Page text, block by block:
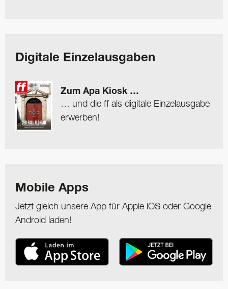
Digitale Einzelausgaben
Zum Apa Kiosk …
… und die ff als digitale Einzelausgabe
erwerben!
Mobile Apps
Jetzt gleich unsere App für Apple iOS oder Google
Android laden!